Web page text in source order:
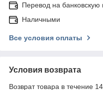
Перевод на банковскую
Наличными
Все условия оплаты
Условия возврата
Возврат товара в течение